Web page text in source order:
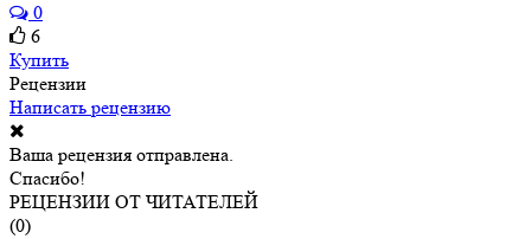
0
6
Купить
Рецензии
Написать рецензию
Ваша рецензия отправлена.
Спасибо!
РЕЦЕНЗИИ ОТ ЧИТАТЕЛЕЙ
(0)